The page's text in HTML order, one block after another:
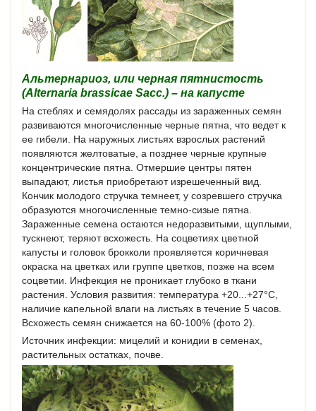
Альтернариоз, или черная пятнистость
(Alternaria brassicae Sacc.) – на капусте
На стеблях и семядолях рассады из зараженных семян
развиваются многочисленные черные пятна, что ведет к
ее гибели. На наружных листьях взрослых растений
появляются желтоватые, а позднее черные крупные
концентрические пятна. Отмершие центры пятен
выпадают, листья приобретают изрешеченный вид.
Кончик молодого стручка темнеет, у созревшего стручка
образуются многочисленные темно-сизые пятна.
Зараженные семена остаются недоразвитыми, щуплыми,
тускнеют, теряют всхожесть. На соцветиях цветной
капусты и головок брокколи проявляется коричневая
окраска на цветках или группе цветков, позже на всем
соцветии. Инфекция не проникает глубоко в ткани
растения. Условия развития: температура +20...+27°С,
наличие капельной влаги на листьях в течение 5 часов.
Всхожесть семян снижается на 60-100% (фото 2).
Источник инфекции: мицелий и конидии в семенах,
растительных остатках, почве.